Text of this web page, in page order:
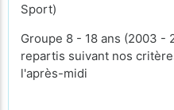
Sport)
Groupe 8 - 18 ans (2003 -
repartis suivant nos
l'après-midi